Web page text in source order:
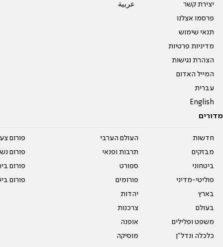
יצירת קשר
פרסמו אצלנו
תנאי שימוש
מדיניות פרטיות
הצהרת נגישות
המייל האדום
עברית
English
عربية
מדורים
חדשות
מבזקים
ביטחוני
פוליטי-מדיני
בארץ
בעולם
משפט ופלילים
כלכלה ונדל"ן
העולם הערבי
תרבות ופנאי
ספורט
פורומים
יהדות
צרכנות
אופנה
מוסיקה
פורום
פורום
פורום
פורום